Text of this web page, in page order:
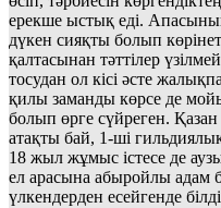
ерекше ыстық еді.
дүкен сияқты болып
қалтасынан тәттілер
тосудан ол кісі әсте
қилы заманды көрсе де
болып өрге сүйреген. Қазан
атақты бай, 1-ші
18 жыл жұмыс істесе де
ел арасына абыройлы
үлкендерден есейгенде